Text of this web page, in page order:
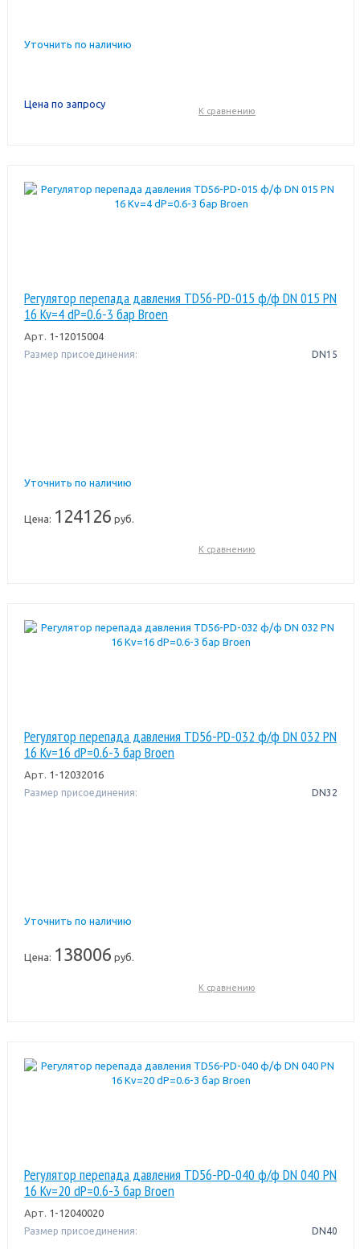
Уточнить по наличию
Цена по запросу
К сравнению
Регулятор перепада давления TD56-PD-015 ф/ф DN 015 PN
16 Kv=4 dP=0.6-3 бар Broen
Арт. 1-12015004
Размер присоединения: DN15
Уточнить по наличию
Цена: 124126 руб.
К сравнению
Регулятор перепада давления TD56-PD-032 ф/ф DN 032 PN
16 Kv=16 dP=0.6-3 бар Broen
Арт. 1-12032016
Размер присоединения: DN32
Уточнить по наличию
Цена: 138006 руб.
К сравнению
Регулятор перепада давления TD56-PD-040 ф/ф DN 040 PN
16 Kv=20 dP=0.6-3 бар Broen
Арт. 1-12040020
Размер присоединения: DN40